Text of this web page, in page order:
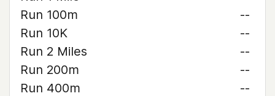
Run 100m
--
Run 10K
--
Run 2 Miles
--
Run 200m
--
Run 400m
--